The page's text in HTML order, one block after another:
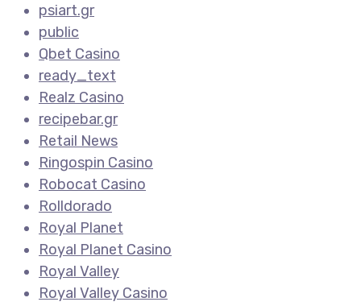
psiart.gr
public
Qbet Casino
ready_text
Realz Casino
recipebar.gr
Retail News
Ringospin Casino
Robocat Casino
Rolldorado
Royal Planet
Royal Planet Casino
Royal Valley
Royal Valley Casino